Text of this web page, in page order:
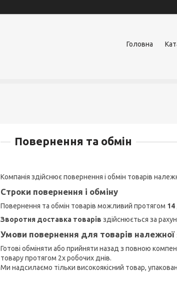
Головна
Повернення та обмін
Компанія здійснює повернення і обмін товарів
Строки повернення і обміну
Повернення та обмін товарів можливий протягом 14
Зворотня доставка товарів здійснюється за
Умови повернення для товарів належної
Готові обміняти або прийняти назад з повною
товару протягом 2х робочих днів.
Ми надсилаємо тільки високоякісний товар,